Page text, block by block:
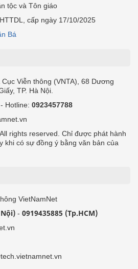
tộc và Tôn giáo
cấp ngày 17/10/2025
Bá
Viễn thông (VNTA), 68 Dương
TP. Hà Nội.
- Hotline: 0923457788
rights reserved. Chỉ được phát hành
khi có sự đồng ý bằng văn bản của
VietNamNet
- 0919435885 (Tp.HCM)